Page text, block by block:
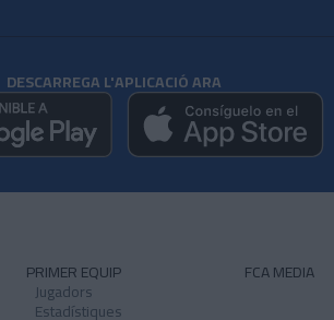
DESCARREGA L'APLICACIÓ ARA
PRIMER EQUIP
Jugadors
Estadístiques
FCA MEDIA